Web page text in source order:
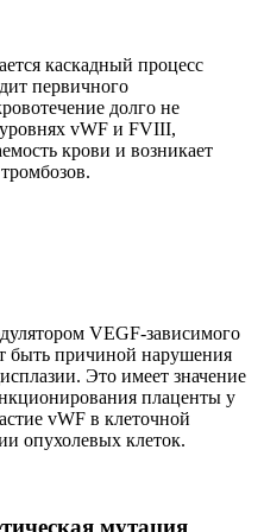
каскадный процесс
первичного
долго не
vWF и FVIII,
крови и возникает
VEGF-зависимого
быть причиной нарушения
Это имеет значение
плаценты у
vWF в клеточной
опухолевых клеток.
мутация